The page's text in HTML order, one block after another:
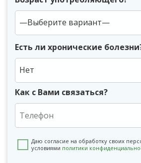
Есть ли хронические
Нет
Как с Вами связаться?
Даю согласие на обработку своих
условиями политики